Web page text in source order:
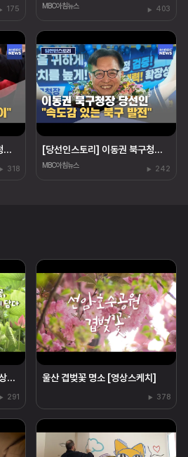
175 MBC아침뉴스 403
[당선인스토리] 천기옥 동구청장 당선인 "동구 토박이"
318
[당선인스토리] 이동권 북구청장 당선인 "경험은 힘"
MBC아침뉴스 242
연분홍 연꽃, 사진에 담다 [영상스케치]
291
울산 겹벚꽃 명소 [영상스케치]
378